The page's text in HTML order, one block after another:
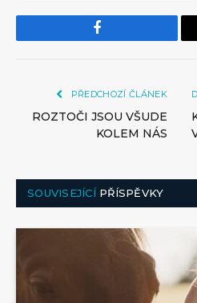
Facebook
PŘEDCHOZÍ ČLÁNEK
ROZTOČI JSOU VŠUDE
KOLEM NÁS
SOUVISEJÍCÍPŘÍSPĚVKY